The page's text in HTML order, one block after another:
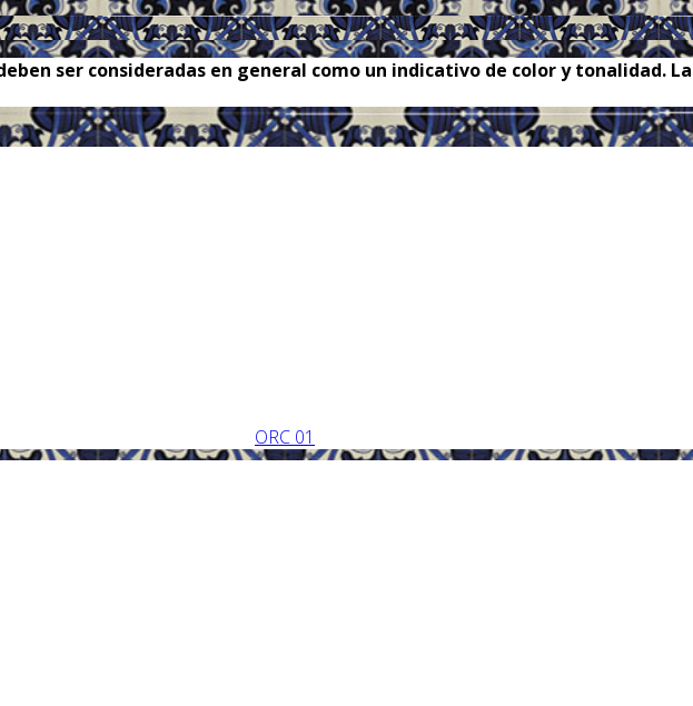
ser consideradas en general como un indicativo de color y tonalidad.
ORC 01